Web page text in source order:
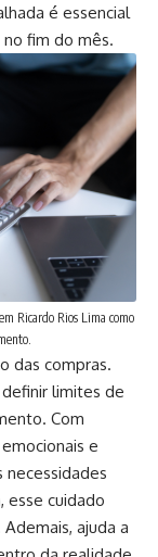
é essencial
fim do mês.
Ricardo Rios Lima como
das compras.
limites de
Com
e
necessidades
esse cuidado
ajuda a